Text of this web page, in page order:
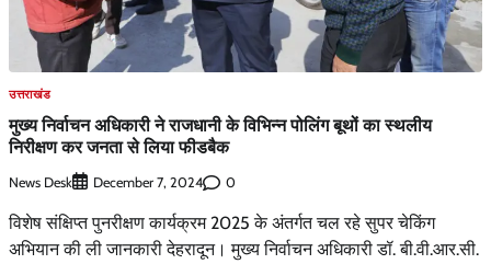
उत्तराखंड
मुख्य निर्वाचन अधिकारी ने राजधानी के विभिन्न पोलिंग बूथों का स्थलीय
निरीक्षण कर जनता से लिया फीडबैक
News Desk December 7, 2024 0
विशेष संक्षिप्त पुनरीक्षण कार्यक्रम 2025 के अंतर्गत चल रहे सुपर चेकिंग
अभियान की ली जानकारी देहरादून। मुख्य निर्वाचन अधिकारी डॉ. बी.वी.आर.सी.